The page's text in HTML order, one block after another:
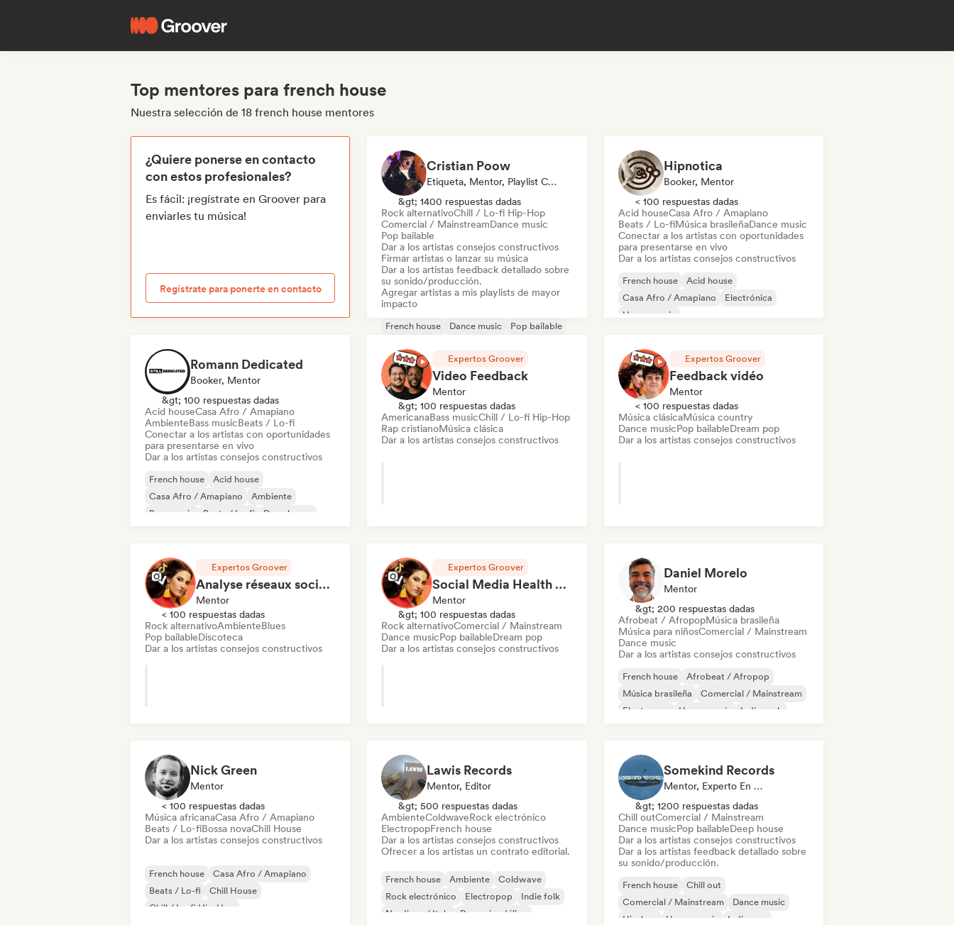
Top mentores para french house
Nuestra selección de 18 french house mentores
¿Quiere ponerse en contacto
con estos profesionales?
Es fácil: ¡regístrate en Groover para
enviarles tu música!
Regístrate para ponerte en contacto
Cristian Poow
Etiqueta, Mentor, Playlist Curator, Experto En Sonido
&gt; 1400 respuestas dadas
Rock alternativoChill / Lo-fi Hip-Hop
Comercial / MainstreamDance music
Pop bailable
Dar a los artistas consejos constructivos
Firmar artistas o lanzar su música
Dar a los artistas feedback detallado sobre
su sonido/producción.
Agregar artistas a mis playlists de mayor
impacto
French house Dance music
Pop bailable
House music
Pop internacional
Hipnotica
Booker, Mentor
< 100 respuestas dadas
Acid houseCasa Afro / Amapiano
Beats / Lo-fiMúsica brasileñaDance music
Conectar a los artistas con oportunidades
para presentarse en vivo
Dar a los artistas consejos constructivos
French house
Acid house
Casa Afro / Amapiano
Electrónica
House music
Nu-disco / Italo
Romann Dedicated
Booker, Mentor
&gt; 100 respuestas dadas
Acid houseCasa Afro / Amapiano
AmbienteBass musicBeats / Lo-fi
Conectar a los artistas con oportunidades
para presentarse en vivo
Dar a los artistas consejos constructivos
French house
Acid house
Casa Afro / Amapiano
Ambiente
Bass music
Beats / Lo-fi
Deep house
Expertos Groover
Video Feedback
Mentor
&gt; 100 respuestas dadas
AmericanaBass musicChill / Lo-fi Hip-Hop
Rap cristianoMúsica clásica
Dar a los artistas consejos constructivos
Expertos Groover
Feedback vidéo
Mentor
< 100 respuestas dadas
Música clásicaMúsica country
Dance musicPop bailableDream pop
Dar a los artistas consejos constructivos
Expertos Groover
Analyse réseaux sociaux et présence en ligne
Mentor
< 100 respuestas dadas
Rock alternativoAmbienteBlues
Pop bailableDiscoteca
Dar a los artistas consejos constructivos
Expertos Groover
Social Media Health Check
Mentor
&gt; 100 respuestas dadas
Rock alternativoComercial / Mainstream
Dance musicPop bailableDream pop
Dar a los artistas consejos constructivos
Daniel Morelo
Mentor
&gt; 200 respuestas dadas
Afrobeat / AfropopMúsica brasileña
Música para niñosComercial / Mainstream
Dance music
Dar a los artistas consejos constructivos
French house
Afrobeat / Afropop
Música brasileña
Comercial / Mainstream
Electropop
House music
Indie rock
Nick Green
Mentor
< 100 respuestas dadas
Música africanaCasa Afro / Amapiano
Beats / Lo-fiBossa novaChill House
Dar a los artistas consejos constructivos
French house
Casa Afro / Amapiano
Beats / Lo-fi
Chill House
Chill / Lo-fi Hip-Hop
Lawis Records
Mentor, Editor
&gt; 500 respuestas dadas
AmbienteColdwaveRock electrónico
ElectropopFrench house
Dar a los artistas consejos constructivos
Ofrecer a los artistas un contrato editorial.
French house Ambiente
Coldwave
Rock electrónico
Electropop
Indie folk
Nu-disco / Italo
Pop psicodélico
Somekind Records
Mentor, Experto En Sonido
&gt; 1200 respuestas dadas
Chill outComercial / Mainstream
Dance musicPop bailableDeep house
Dar a los artistas consejos constructivos
Dar a los artistas feedback detallado sobre
su sonido/producción.
French house
Chill out
Comercial / Mainstream
Dance music
Hip-hop
House music
Indie pop